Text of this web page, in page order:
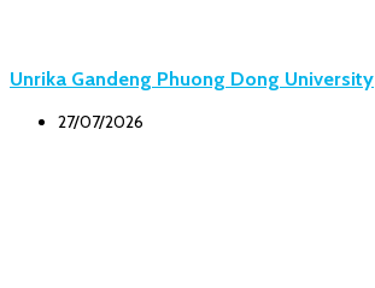
Unrika Gandeng Phuong Dong University
27/07/2026